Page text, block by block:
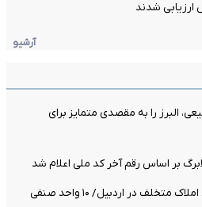
ارزیابی شدند
آرشیو
البرز را به مقصدی متمایز برای
بر اساس رقم آخر کد ملی اعلام شد
مچ‌گیری تعزیرات از مشاوران املاک متخلف در اردبیل/ ۱۰ واحد صنفی